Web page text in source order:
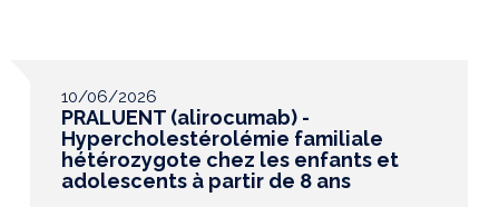
10/06/2026
PRALUENT (alirocumab) -
Hypercholestérolémie familiale
hétérozygote chez les enfants et
adolescents à partir de 8 ans